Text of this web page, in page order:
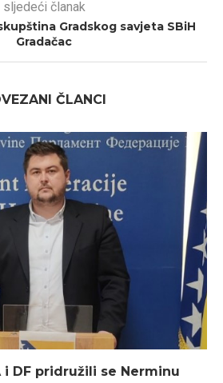
sljedeći članak
Gradskog savjeta SBiH
Gradačac
ČLANCI
i DF pridružili se Nerminu